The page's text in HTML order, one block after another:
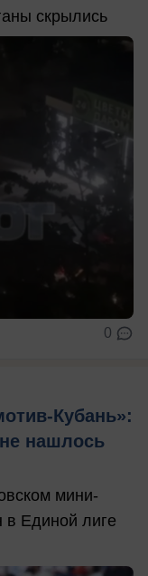
скрылись
0
Кубань»:
нашлось
мини-
в Единой лиге